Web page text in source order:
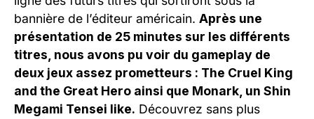
bannière de l’éditeur américain. Après une
présentation de 25 minutes sur les différents
titres, nous avons pu voir du gameplay de
deux jeux assez prometteurs : The Cruel King
and the Great Hero ainsi que Monark, un Shin
Megami Tensei like. Découvrez sans plus